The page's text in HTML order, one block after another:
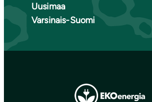
Uusimaa
Varsinais-Suomi